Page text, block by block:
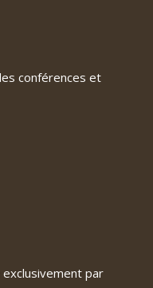
conférences et
par